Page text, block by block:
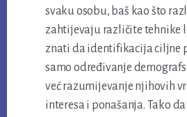
svaku osobu, baš kao što
zahtijevaju različite tehnike
znati da identifikacija ciljne
samo određivanje
već razumijevanje njihovih
interesa i ponašanja. Tako